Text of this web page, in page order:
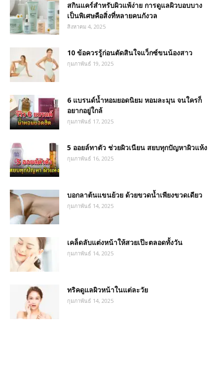
สกินแคร์สำหรับผิวแพ้ง่าย การดูแลผิวบอบบาง
เป็นพิเศษคือสิ่งที่หลายคนกังวล
สิงหาคม 4, 2025
10 ข้อควรรู้ก่อนตัดสินใจแว็กซ์ขนน้องสาว
กุมภาพันธ์ 19, 2025
6 แบรนด์น้ำหอมยอดนิยม หอมละมุน จนใครก็
อยากอยู่ใกล้
กุมภาพันธ์ 17, 2025
5 ออยล์ทาตัว ช่วยผิวเนียน สยบทุกปัญหาผิวแห้ง
กุมภาพันธ์ 16, 2025
บอกลาต้นแขนย้วย ด้วยขวดน้ำเพียงขวดเดียว
กุมภาพันธ์ 14, 2025
เคล็ดลับแต่งหน้าให้สวยเป๊ะตลอดทั้งวัน
กุมภาพันธ์ 14, 2025
ทริคดูแลผิวหน้าในแต่ละวัย
กุมภาพันธ์ 14, 2025